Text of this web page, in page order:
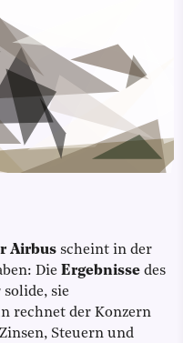
Airbus scheint in der
Die Ergebnisse des
sie
rechnet der Konzern
Steuern und